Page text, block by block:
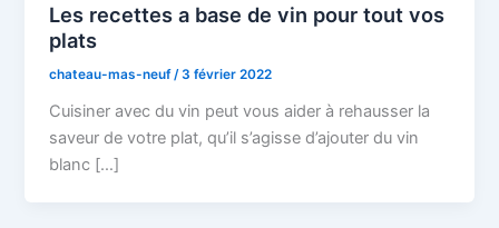
Les recettes a base de vin pour tout vos
plats
chateau-mas-neuf/3 février 2022
Cuisiner avec du vin peut vous aider à rehausser la
saveur de votre plat, qu’il s’agisse d’ajouter du vin
blanc […]